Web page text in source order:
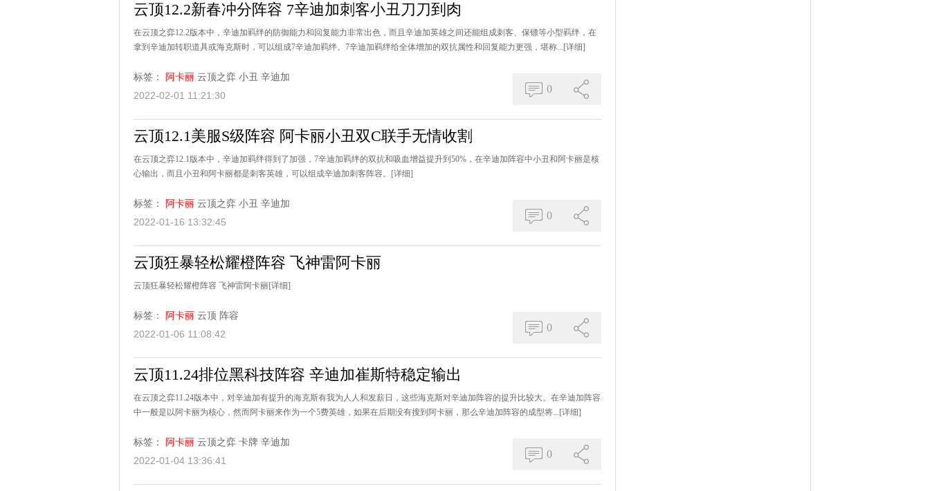
云顶12.2新春冲分阵容 7辛迪加刺客小丑刀刀到肉
在云顶之弈12.2版本中，辛迪加羁绊的防御能力和回复能力非常出色，而且辛迪加英雄之间还能组成刺客、保镖等小型羁绊，在
拿到辛迪加转职道具或海克斯时，可以组成7辛迪加羁绊。7辛迪加羁绊给全体增加的双抗属性和回复能力更强，堪称... [详细]
标签： 阿卡丽 云顶之弈 小丑 辛迪加
2022-02-01 11:21:30
0
云顶12.1美服S级阵容 阿卡丽小丑双C联手无情收割
在云顶之弈12.1版本中，辛迪加羁绊得到了加强，7辛迪加羁绊的双抗和吸血增益提升到50%，在辛迪加阵容中小丑和阿卡丽是核
心输出，而且小丑和阿卡丽都是刺客英雄，可以组成辛迪加刺客阵容。
[详细]
标签： 阿卡丽 云顶之弈 小丑 辛迪加
2022-01-16 13:32:45
0
云顶狂暴轻松耀橙阵容 飞神雷阿卡丽
云顶狂暴轻松耀橙阵容 飞神雷阿卡丽[详细]
标签： 阿卡丽 云顶 阵容
2022-01-06 11:08:42
0
云顶11.24排位黑科技阵容 辛迪加崔斯特稳定输出
在云顶之弈11.24版本中，对辛迪加有提升的海克斯有我为人人和发薪日，这些海克斯对辛迪加阵容的提升比较大。在辛迪加阵容
中一般是以阿卡丽为核心，然而阿卡丽来作为一个5费英雄，如果在后期没有搜到阿卡丽，那么辛迪加阵容的成型将... [详细]
标签： 阿卡丽 云顶之弈 卡牌 辛迪加
2022-01-04 13:36:41
0